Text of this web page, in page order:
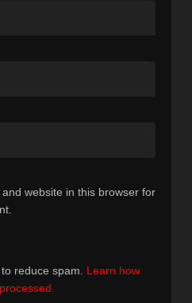
website in this browser for
reduce spam. Learn how